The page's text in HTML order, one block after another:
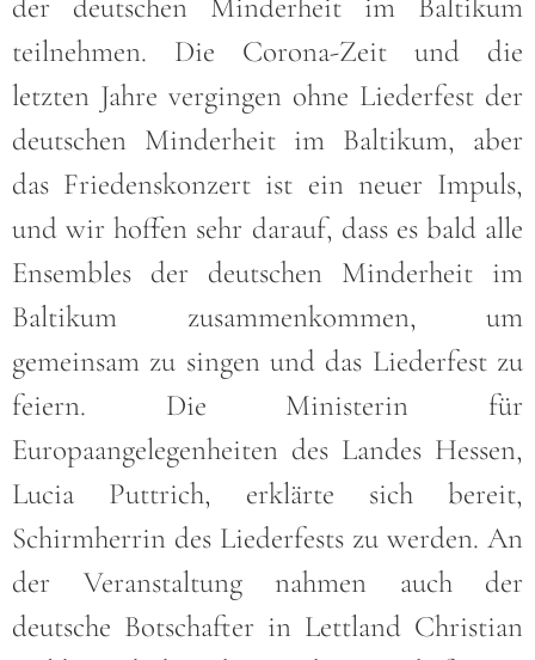
der deutschen Minderheit im Baltikum
teilnehmen. Die Corona-Zeit und die
letzten Jahre vergingen ohne Liederfest der
deutschen Minderheit im Baltikum, aber
das Friedenskonzert ist ein neuer Impuls,
und wir hoffen sehr darauf, dass es bald alle
Ensembles der deutschen Minderheit im
Baltikum zusammenkommen, um
gemeinsam zu singen und das Liederfest zu
feiern. Die Ministerin für
Europaangelegenheiten des Landes Hessen,
Lucia Puttrich, erklärte sich bereit,
Schirmherrin des Liederfests zu werden. An
der Veranstaltung nahmen auch der
deutsche Botschafter in Lettland Christian